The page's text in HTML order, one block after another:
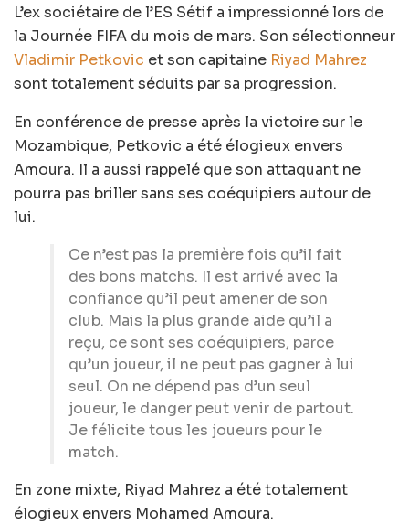
L’ex sociétaire de l’ES Sétif a impressionné lors de
la Journée FIFA du mois de mars. Son sélectionneur
Vladimir Petkovic et son capitaine Riyad Mahrez
sont totalement séduits par sa progression.
En conférence de presse après la victoire sur le
Mozambique, Petkovic a été élogieux envers
Amoura. Il a aussi rappelé que son attaquant ne
pourra pas briller sans ses coéquipiers autour de
lui.
Ce n’est pas la première fois qu’il fait
des bons matchs. Il est arrivé avec la
confiance qu’il peut amener de son
club. Mais la plus grande aide qu’il a
reçu, ce sont ses coéquipiers, parce
qu’un joueur, il ne peut pas gagner à lui
seul. On ne dépend pas d’un seul
joueur, le danger peut venir de partout.
Je félicite tous les joueurs pour le
match.
En zone mixte, Riyad Mahrez a été totalement
élogieux envers Mohamed Amoura.